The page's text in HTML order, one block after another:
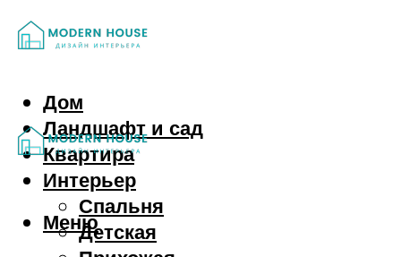
Дом
Ландшафт и сад
Квартира
Интерьер
Спальня
Детская
Меню